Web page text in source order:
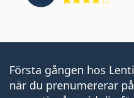
Första gången hos
när du prenumererar